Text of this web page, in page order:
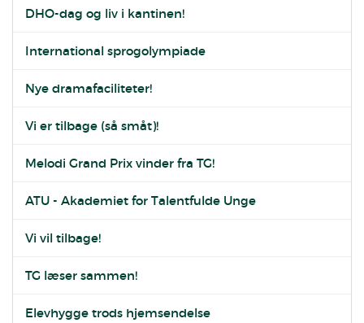
DHO-dag og liv i kantinen!
International sprogolympiade
Nye dramafaciliteter!
Vi er tilbage (så småt)!
Melodi Grand Prix vinder fra TG!
ATU - Akademiet for Talentfulde Unge
Vi vil tilbage!
TG læser sammen!
Elevhygge trods hjemsendelse